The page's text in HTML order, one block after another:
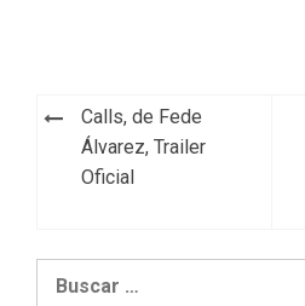
Navegación
entradas
Calls, de Fede
Álvarez, Trailer
Oficial